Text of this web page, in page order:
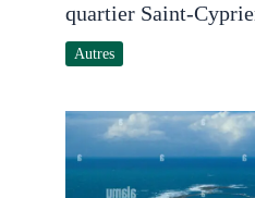
quartier Saint-
Autres